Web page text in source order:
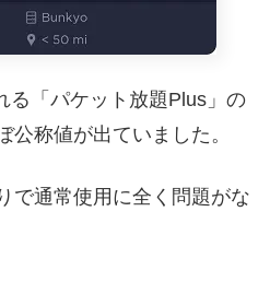
る「パケット放題Plus」の
公称値が出ていました。
で通常使用に全く問題がな